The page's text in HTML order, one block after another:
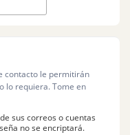
contacto le permitirán
lo requiera. Tome en
sus correos o cuentas
no se encriptará.